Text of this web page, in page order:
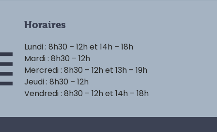
Horaires
Lundi : 8h30 – 12h et 14h – 18h
Mardi : 8h30 – 12h
Mercredi : 8h30 – 12h et 13h – 19h
Jeudi : 8h30 – 12h
Vendredi : 8h30 – 12h et 14h – 18h